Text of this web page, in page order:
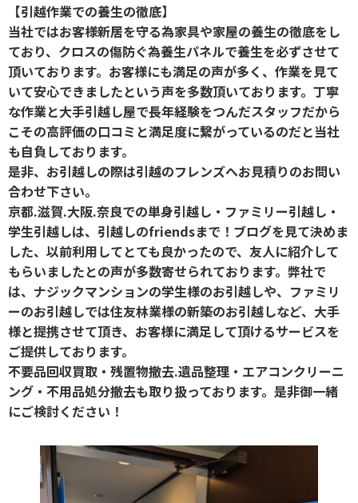
【引越作業での養生の徹底】
当社ではお客様新居を守る為家具や家屋の養生の徹底をし
ており、クロスの傷防ぐ為養生パネルで養生を必ずさせて
頂いております。お客様にも満足の声が多く、作業を見て
いて安心できましたという声を多数頂いております。丁寧
な作業と大手引越し屋で長年経験をつんだスタッフだから
こその高評価の口コミと満足度に繋がっているのだと当社
も自負しております。
是非、お引越しの際は引越のフレンズへお見積りのお問い
合わせ下さい。
京都.滋賀.大阪.奈良での単身引越し・ファミリー引越し・
学生引越しは、引越しのfriendsまで！ブログを見て決めま
した、以前利用してとても良かったので、友人に紹介して
もらいましたとの声が多数寄せられております。弊社で
は、ナジックマンションの学生様のお引越しや、ファミリ
ーのお引越しでは住友林業様の新築のお引越しなど、大手
様と提携させて頂き、お客様に満足して頂けるサービスを
ご提供しております。
不要品回収買取・残置物撤去.遺品整理・エアコンクリーニ
ング・不用品処分撤去も取り扱っております。是非御一緒
にご検討ください！